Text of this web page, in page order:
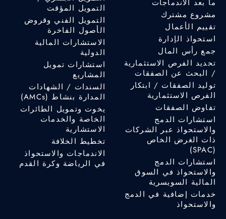
ما بعد الاندماجات
مشروع مشترك
تقييم الأعمال
استحواذ الإدارة
جمع رأس المال
تحديد الفرص الاستثمارية
/ البحث عن الصفقات
توليد الصفقات / ابتكار
الفرص الاستثمارية
تفاوض الصفقات
استشارات الدمج
والاستحواذ عبر الشركات
ذات الغرض الخاص
(SPAC)
استشارات الدمج
والاستحواذ في السوق
المالية السويسرية
خدمات إضافية في الدمج
والاستحواذ
التمويل المؤقت
التمويل الفني وقروض
الأصول الفاخرة
الاستشارات المالية
الدولية
استشارات تمويل
المشاريع
السندات / الشهادات
المدارة بنشاط (AMCs)
يخوت وتمويل الطائرات
الخاصة والخدمات
الاستشارية
تخطيط الخلافة
الاندماجات والاستحواذ
في الرياضة وكرة القدم